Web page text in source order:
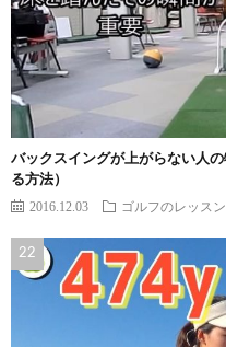
バックスイングが上がらない人
る方法）
2016.12.03 ゴルフのレッス